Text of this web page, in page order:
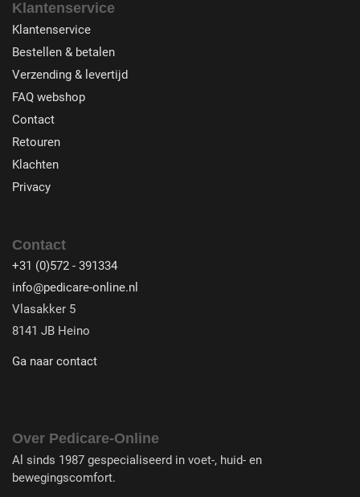
Klantenservice
Klantenservice
Bestellen & betalen
Verzending & levertijd
FAQ webshop
Contact
Retouren
Klachten
Privacy
Contact
+31 (0)572 - 391334
info@pedicare-online.nl
Vlasakker 5
8141 JB Heino
Ga naar contact
Over Pedicare-Online
Al sinds 1987 gespecialiseerd in voet-, huid- en
bewegingscomfort.